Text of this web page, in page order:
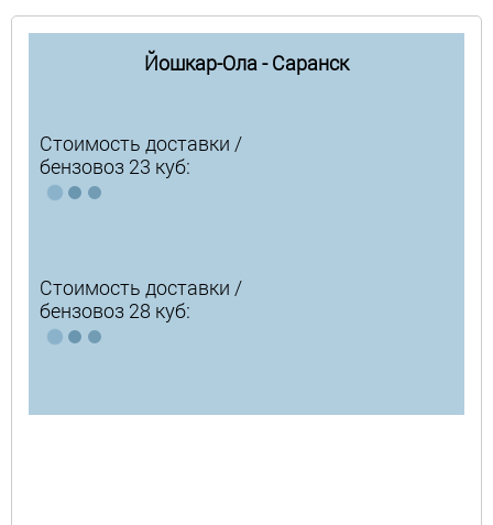
Йошкар-Ола - Саранск
Стоимость доставки /
бензовоз 23 куб:
Стоимость доставки /
бензовоз 28 куб: